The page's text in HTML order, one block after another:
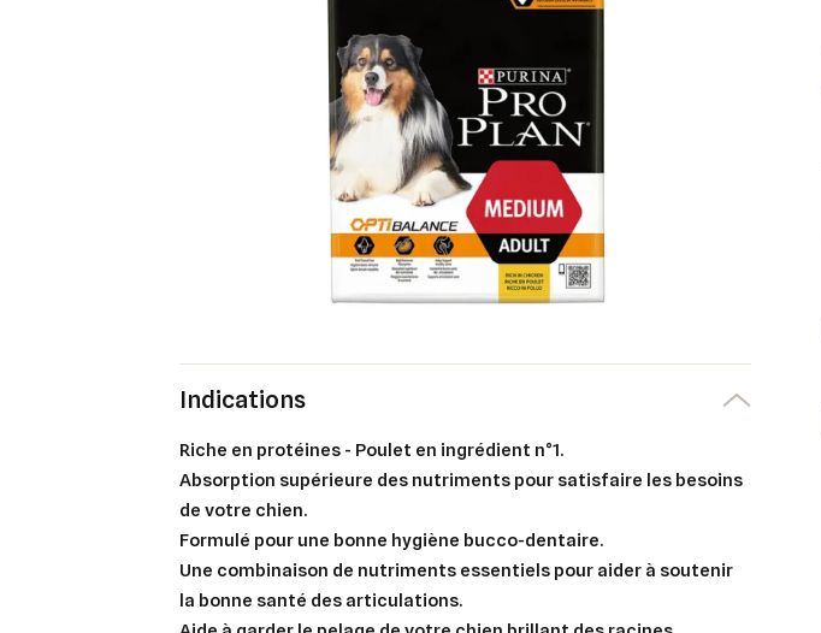
Indications
Riche en protéines - Poulet en ingrédient n°1.
Absorption supérieure des nutriments pour satisfaire les besoins
de votre chien.
Formulé pour une bonne hygiène bucco-dentaire.
​Une combinaison de nutriments essentiels pour aider à soutenir
la bonne santé des articulations.